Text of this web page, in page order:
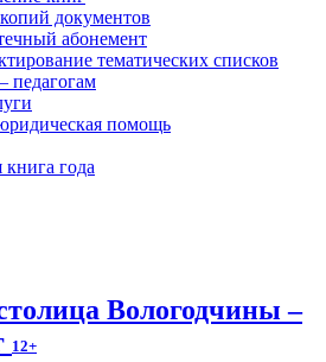
документов
абонемент
тематических списков
педагогам
помощь
книга года
Вологодчины –
12+